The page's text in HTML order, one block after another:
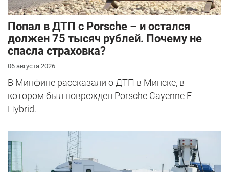
​Попал в ДТП с Porsche – и остался
должен 75 тысяч рублей. Почему не
спасла страховка?
06 августа 2026
В Минфине рассказали о ДТП в Минске, в
котором был поврежден Porsche Cayenne E-
Hybrid.